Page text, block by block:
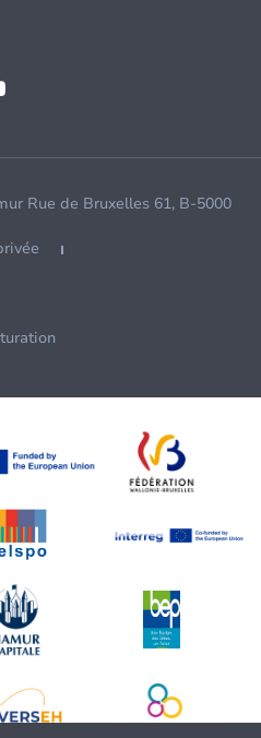
Rue de Bruxelles 61, B-5000